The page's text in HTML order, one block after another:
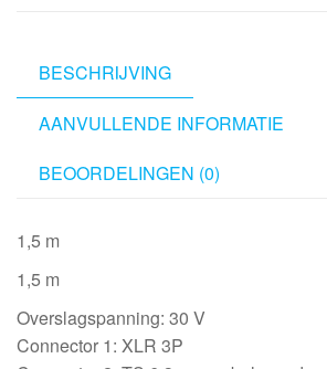
XLR/F
BESCHRIJVING
AANVULLENDE INFORMATIE
BEOORDELINGEN (0)
1,5 m
1,5 m
Overslagspanning: 30 V
Connector 1: XLR 3P